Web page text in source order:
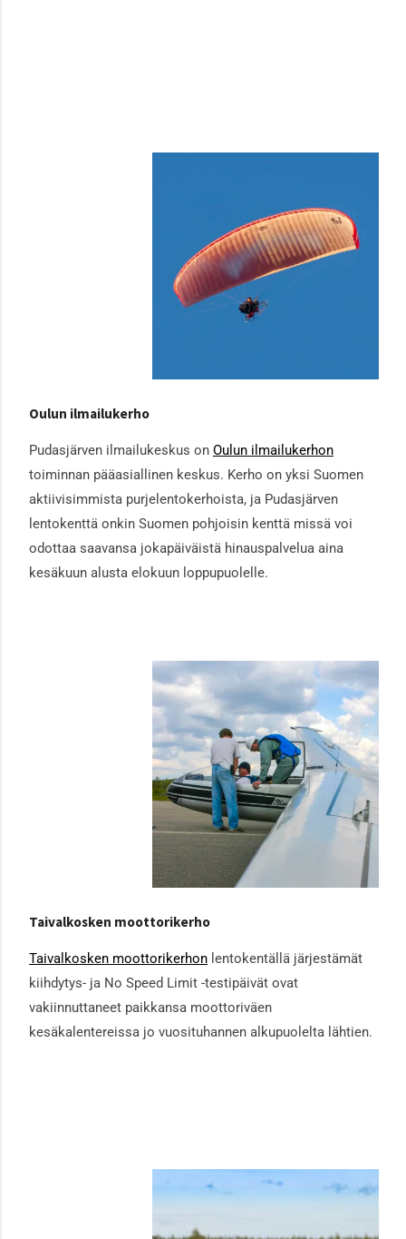
Oulun ilmailukerho
Pudasjärven ilmailukeskus on Oulun ilmailukerhon
toiminnan pääasiallinen keskus. Kerho on yksi Suomen
aktiivisimmista purjelentokerhoista, ja Pudasjärven
lentokenttä onkin Suomen pohjoisin kenttä missä voi
odottaa saavansa jokapäiväistä hinauspalvelua aina
kesäkuun alusta elokuun loppupuolelle.
Taivalkosken moottorikerho
Taivalkosken moottorikerhon lentokentällä järjestämät
kiihdytys- ja No Speed Limit -testipäivät ovat
vakiinnuttaneet paikkansa moottoriväen
kesäkalentereissa jo vuosituhannen alkupuolelta lähtien.